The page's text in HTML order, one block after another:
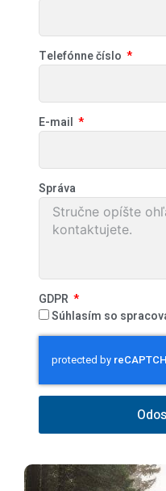
Telefónne číslo
E-mail
Správa
GDPR
Súhlasím so